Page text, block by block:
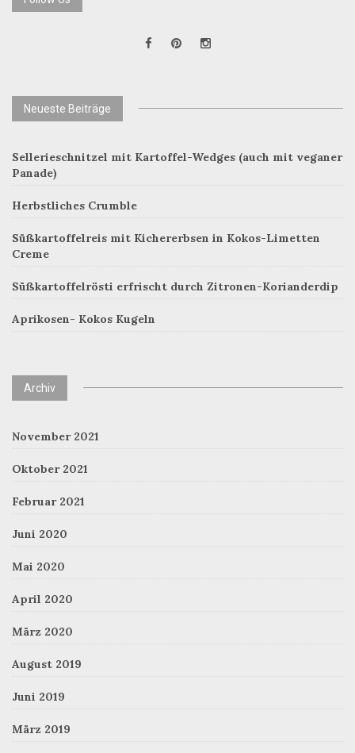
Neueste Beiträge
Sellerieschnitzel mit Kartoffel-Wedges (auch mit veganer
Panade)
Herbstliches Crumble
Süßkartoffelreis mit Kichererbsen in Kokos-Limetten
Creme
Süßkartoffelrösti erfrischt durch Zitronen-Korianderdip
Aprikosen- Kokos Kugeln
Archiv
November 2021
Oktober 2021
Februar 2021
Juni 2020
Mai 2020
April 2020
März 2020
August 2019
Juni 2019
März 2019